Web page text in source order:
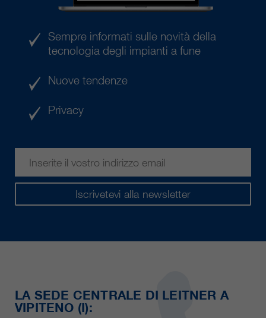
Iscrivetevi alla newsletter
Sempre informati sulle novità della
tecnologia degli impianti a fune
Nuove tendenze
Privacy
LA SEDE CENTRALE DI LEITNER A
VIPITENO (I):